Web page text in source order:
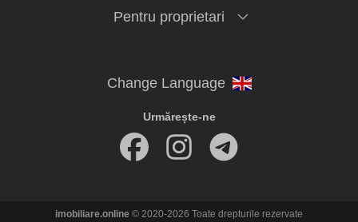
Pentru proprietari
Urmărește-ne
imobiliare.online © 2020-2026 Toate drepturile rezervate